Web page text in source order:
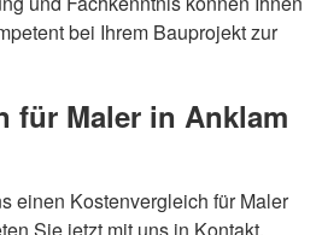
bei Ihrem Bauprojekt zur
für Maler in Anklam
einen Kostenvergleich für Maler
Sie jetzt mit uns in Kontakt,